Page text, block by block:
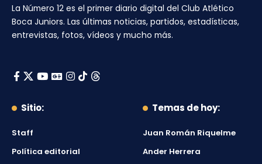
La Número 12 es el primer diario digital del Club Atlético
Boca Juniors. Las últimas noticias, partidos, estadísticas,
entrevistas, fotos, vídeos y mucho más.
Sitio:
Staff
Política editorial
Temas de hoy:
Juan Román Riquelme
Ander Herrera